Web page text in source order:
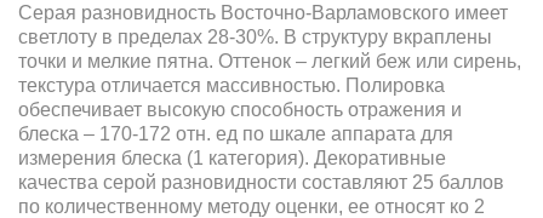
Серая разновидность Восточно-Варламовского имеет
светлоту в пределах 28-30%. В структуру вкраплены
точки и мелкие пятна. Оттенок – легкий беж или сирень,
текстура отличается массивностью. Полировка
обеспечивает высокую способность отражения и
блеска – 170-172 отн. ед по шкале аппарата для
измерения блеска (1 категория). Декоративные
качества серой разновидности составляют 25 баллов
по количественному методу оценки, ее относят ко 2